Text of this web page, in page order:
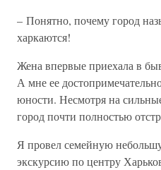
– Понятно, почему город
харкаются!
Жена впервые приехала в
А мне ее
юности. Несмотря на
город почти полностью
Я провел семейную
экскурсию по центру